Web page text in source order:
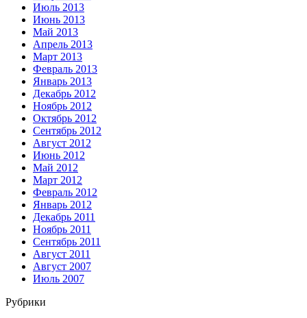
Июль 2013
Июнь 2013
Май 2013
Апрель 2013
Март 2013
Февраль 2013
Январь 2013
Декабрь 2012
Ноябрь 2012
Октябрь 2012
Сентябрь 2012
Август 2012
Июнь 2012
Май 2012
Март 2012
Февраль 2012
Январь 2012
Декабрь 2011
Ноябрь 2011
Сентябрь 2011
Август 2011
Август 2007
Июль 2007
Рубрики